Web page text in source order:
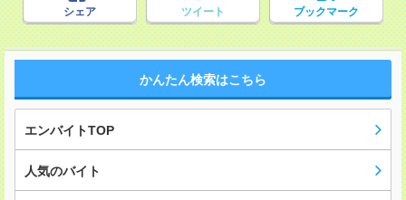
シェア ツイート ブックマーク
かんたん検索はこちら
エンバイトTOP
人気のバイト